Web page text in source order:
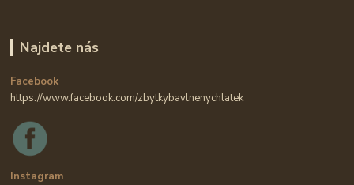
Najdete nás
Facebook
https://www.facebook.com/zbytkybavlnenychlatek
Instagram